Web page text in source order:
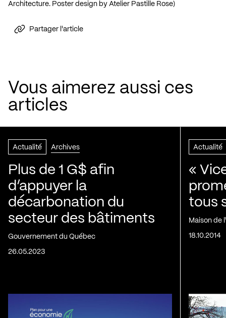
Architecture. Poster design by Atelier Pastille Rose)
Partager l'article
Vous aimerez aussi ces
articles
Actualité Archives
Plus de 1 G$ afin
d’appuyer la
décarbonation du
secteur des bâtiments
Gouvernement du Québec
26.05.2023
Actualité
«
tous
Maison de
18.10.2014